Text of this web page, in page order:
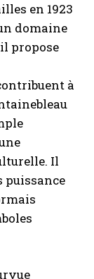
en 1923
domaine
propose
à
Il
puissance